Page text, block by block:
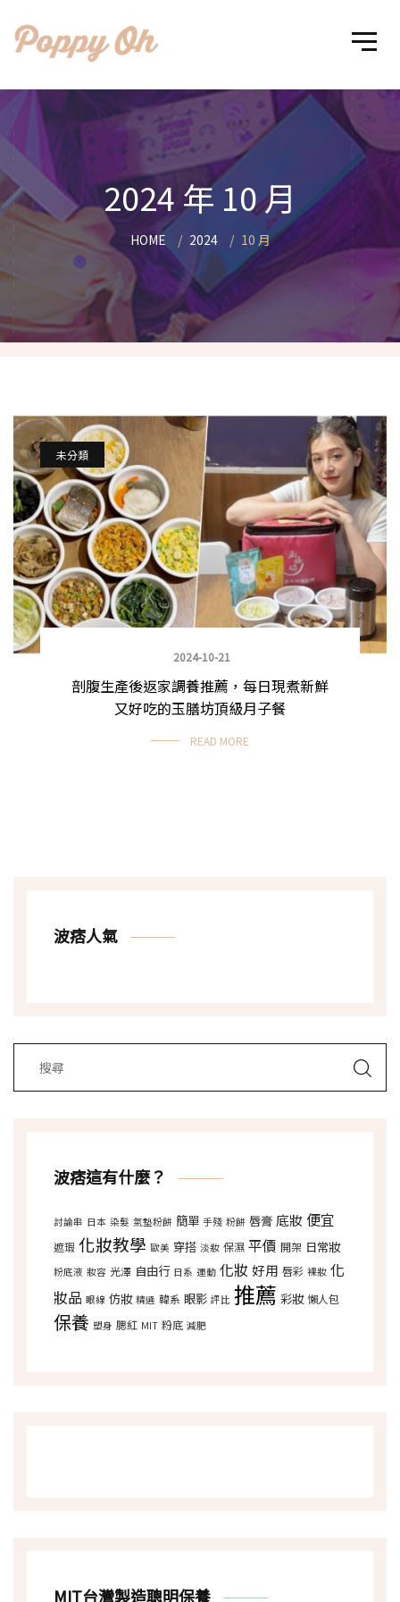
2024 年 10 月
HOME 2024 10 月
未分類
2024-10-21
剖腹生產後返家調養推薦，每日現煮新鮮
又好吃的玉膳坊頂級月子餐
READ MORE
波痞人氣
波痞這有什麼？
討論串 日本 染髮 氣墊粉餅 簡單 手殘 粉餅 唇膏 底妝 便宜
遮瑕 化妝教學 歐美 穿搭 淡妝 保濕 平價 開架 日常妝
粉底液 妝容 光澤 自由行 日系 運動 化妝 好用 唇彩 裸妝 化
妝品 眼線 仿妝 精選 韓系 眼影 評比 推薦 彩妝 懶人包
保養 塑身 腮紅 MIT 粉底 減肥
MIT台灣製造聰明保養